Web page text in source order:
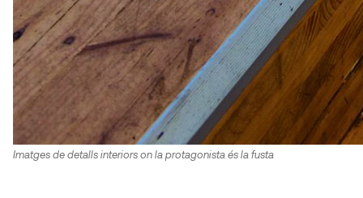
Imatges de detalls interiors on la protagonista és la fusta